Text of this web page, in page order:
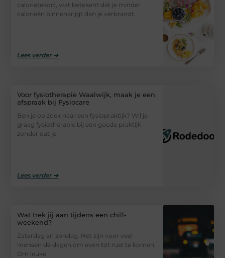
calorietekort, wat betekent dat je minder
calorieën binnenkrijgt dan je verbrandt.
Lees verder ➜
Voor fysiotherapie Waalwijk, maak je een
afspraak bij Fysiocare
Ben je op zoek naar een fysiopraktijk? Wil je
graag fysiotherapie bij een goede praktijk
zonder dat je
Lees verder ➜
Wat trek jij aan tijdens een chill-
weekend?
Zaterdag en zondag. Het zijn voor veel
mensen dé dagen om even tot rust te komen.
Om leuke